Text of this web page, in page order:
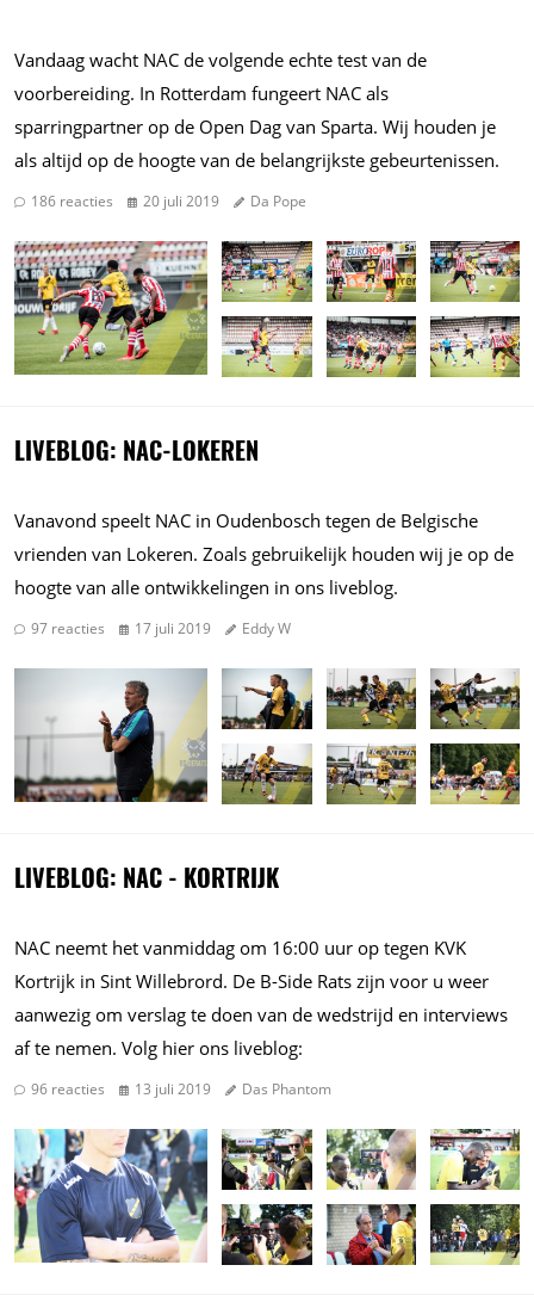
Vandaag wacht NAC de volgende echte test van de
voorbereiding. In Rotterdam fungeert NAC als
sparringpartner op de Open Dag van Sparta. Wij houden je
als altijd op de hoogte van de belangrijkste gebeurtenissen.
186 reacties 20 juli 2019 Da Pope
LIVEBLOG: NAC-LOKEREN
Vanavond speelt NAC in Oudenbosch tegen de Belgische
vrienden van Lokeren. Zoals gebruikelijk houden wij je op de
hoogte van alle ontwikkelingen in ons liveblog.
97 reacties 17 juli 2019 Eddy W
LIVEBLOG: NAC - KORTRIJK
NAC neemt het vanmiddag om 16:00 uur op tegen KVK
Kortrijk in Sint Willebrord. De B-Side Rats zijn voor u weer
aanwezig om verslag te doen van de wedstrijd en interviews
af te nemen. Volg hier ons liveblog:
96 reacties 13 juli 2019 Das Phantom